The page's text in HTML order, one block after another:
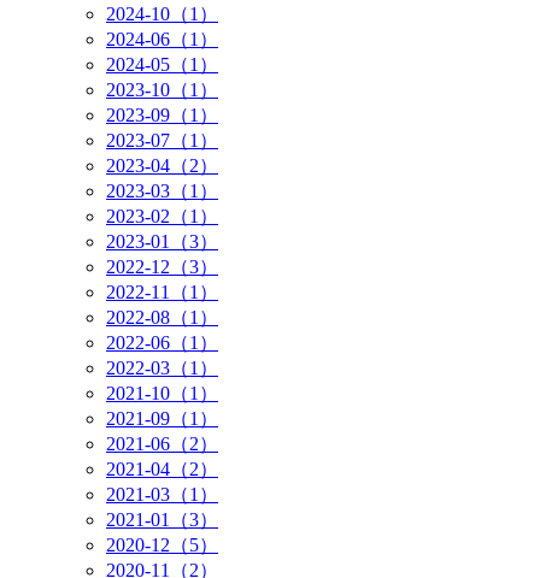
2024-10（1）
2024-06（1）
2024-05（1）
2023-10（1）
2023-09（1）
2023-07（1）
2023-04（2）
2023-03（1）
2023-02（1）
2023-01（3）
2022-12（3）
2022-11（1）
2022-08（1）
2022-06（1）
2022-03（1）
2021-10（1）
2021-09（1）
2021-06（2）
2021-04（2）
2021-03（1）
2021-01（3）
2020-12（5）
2020-11（2）